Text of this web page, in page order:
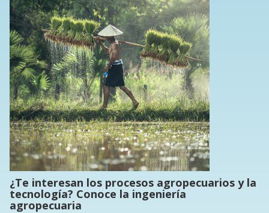
¿Te interesan los procesos agropecuarios y la
tecnología? Conoce la ingeniería
agropecuaria